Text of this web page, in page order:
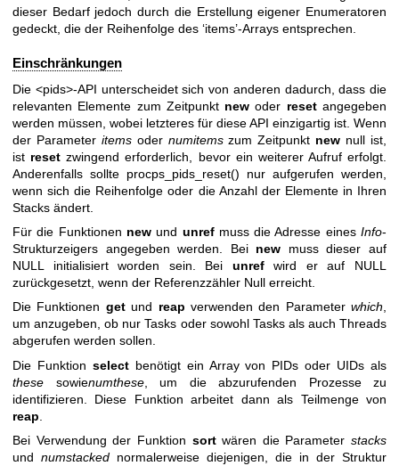
dieser Bedarf jedoch durch die Erstellung eigener Enumeratoren
gedeckt, die der Reihenfolge des ‘items’-Arrays entsprechen.
Einschränkungen
Die <pids>-API unterscheidet sich von anderen dadurch, dass die
relevanten Elemente zum Zeitpunkt new oder resetangegeben
werden müssen, wobei letzteres für diese API einzigartig ist. Wenn
der Parameter itemsoder numitemszum Zeitpunkt new null ist,
ist reset zwingend erforderlich, bevor ein weiterer Aufruf erfolgt.
Anderenfalls sollte procps_pids_reset() nur aufgerufen werden,
wenn sich die Reihenfolge oder die Anzahl der Elemente in Ihren
Stacks ändert.
Für die Funktionen newund unrefmuss die Adresse einesInfo-
Strukturzeigers angegeben werden. Bei new muss dieser auf
NULL initialisiert worden sein. Bei unrefwird er auf NULL
zurückgesetzt, wenn der Referenzzähler Null erreicht.
Die Funktionen getund reap verwenden den Parameter which,
um anzugeben, ob nur Tasks oder sowohl Tasks als auch Threads
abgerufen werden sollen.
Die Funktion selectbenötigt ein Array von PIDs oder UIDs als
these sowienumthese, um die abzurufenden Prozesse zu
identifizieren. Diese Funktion arbeitet dann als Teilmenge von
reap
Bei Verwendung der Funktion sortwären die Parameter stacks
und numstacked normalerweise diejenigen, die in der Struktur